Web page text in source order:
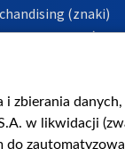
(znaki)
Prywatności
zbierania
w likwidacji